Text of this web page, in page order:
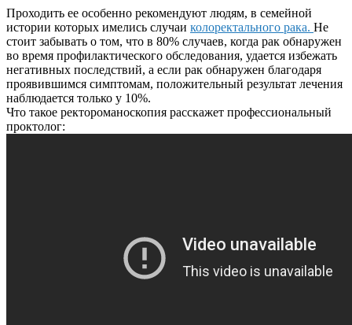
Проходить ее особенно рекомендуют людям, в семейной
истории которых имелись случаи колоректального рака. Не
стоит забывать о том, что в 80% случаев, когда рак обнаружен
во время профилактического обследования, удается избежать
негативных последствий, а если рак обнаружен благодаря
проявившимся симптомам, положительный результат лечения
наблюдается только у 10%.
Что такое ректороманоскопия расскажет профессиональный
проктолог: